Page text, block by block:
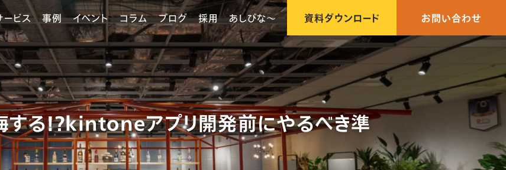
ービス 事例 イベント コラム ブログ 採用 あしびな〜 資料ダウンロード お問い合わせ
る！？kintoneアプリ開発前にやるべき準